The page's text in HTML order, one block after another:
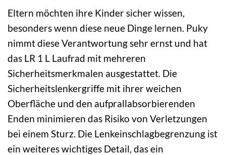
Eltern möchten ihre Kinder sicher wissen,
besonders wenn diese neue Dinge lernen. Puky
nimmt diese Verantwortung sehr ernst und hat
das LR 1 L Laufrad mit mehreren
Sicherheitsmerkmalen ausgestattet. Die
Sicherheitslenkergriffe mit ihrer weichen
Oberfläche und den aufprallabsorbierenden
Enden minimieren das Risiko von Verletzungen
bei einem Sturz. Die Lenkeinschlagbegrenzung ist
ein weiteres wichtiges Detail, das ein